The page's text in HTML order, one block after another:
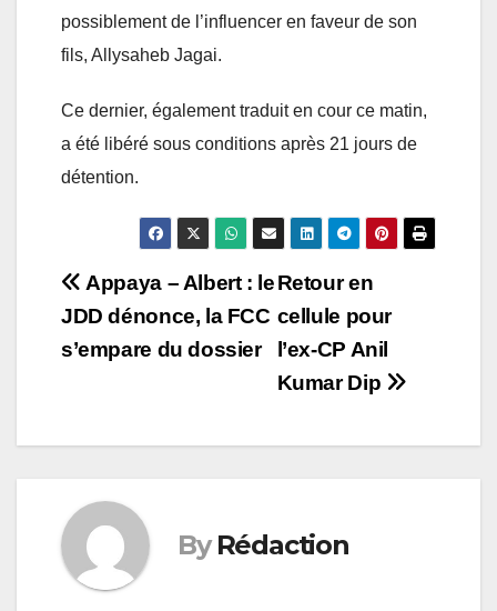
possiblement de l’influencer en faveur de son
fils, Allysaheb Jagai.
Ce dernier, également traduit en cour ce matin,
a été libéré sous conditions après 21 jours de
détention.
Post
navigation
Retour en
cellule pour
l’ex-CP Anil
Kumar Dip
Appaya – Albert : le
JDD dénonce, la FCC
s’empare du dossier
By Rédaction